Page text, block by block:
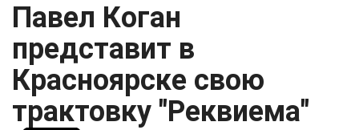
Павел Коган
представит в
Красноярске свою
трактовку "Реквиема"